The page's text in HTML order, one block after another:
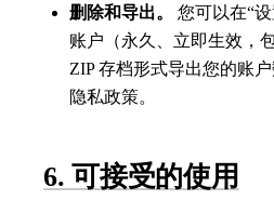
删除和导出。
您可以在“
账户（永久、立即生效，
ZIP 存档形式导出您的账
隐私政策。
6. 可接受的使用